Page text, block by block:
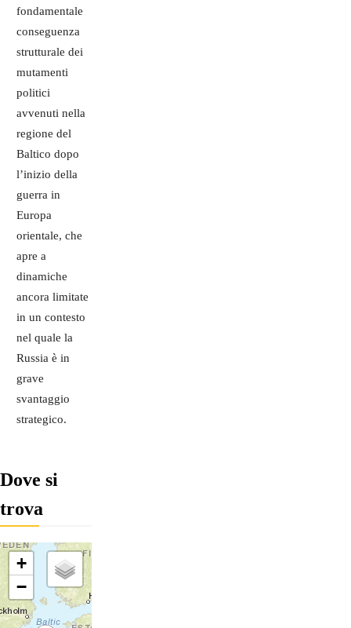
fondamentale
conseguenza
strutturale dei
mutamenti
politici
avvenuti nella
regione del
Baltico dopo
l’inizio della
guerra in
Europa
orientale, che
apre a
dinamiche
ancora limitate
in un contesto
nel quale la
Russia è in
grave
svantaggio
strategico.
Dove si
trova